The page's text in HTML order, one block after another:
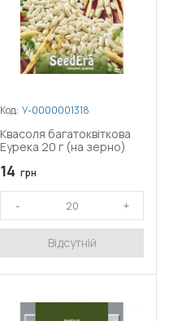
Код: У-0000001318
Квасоля багатоквіткова
Еурека 20 г (на зерно)
14 грн
Відсутній